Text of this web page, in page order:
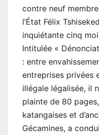
contre neuf
l’État Félix
inquiétante cinq
Intitulée «
: entre
entreprises privées
illégale légalisée, il
plainte de 80
katangaises et
Gécamines, a